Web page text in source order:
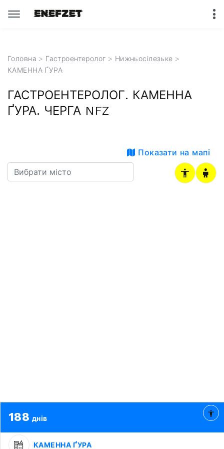
Головна > Гастроентеролог > Нижньосілезьке >
КАМЕННА ҐУРА
ГАСТРОЕНТЕРОЛОГ. КАМЕННА
ҐУРА. ЧЕРГА NFZ
Показати на мапі
188 днів
КАМЕННА ҐУРА